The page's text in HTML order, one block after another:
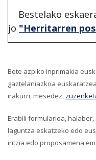
Bestelako
jo "Herritarren
Bete azpiko inprimakia
gaztelaniazkoa
irakurri, mesedez,
Erabili formularioa,
laguntza eskatzeko edo
iritzia edo proposamena